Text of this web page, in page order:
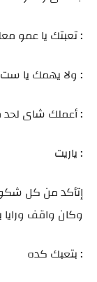
: تعبتك يا عمو
: ولا يهمك يا ست
: أعملك شاى لحد
: ياريت
إتأكد من كل
وكان واقف ورايا
: بتعبك كده